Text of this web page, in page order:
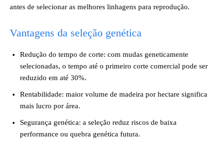
antes de selecionar as melhores linhagens para reprodução.
Vantagens da seleção genética
Redução do tempo de corte: com mudas geneticamente
selecionadas, o tempo até o primeiro corte comercial pode ser
reduzido em até 30%.
Rentabilidade: maior volume de madeira por hectare significa
mais lucro por área.
Segurança genética: a seleção reduz riscos de baixa
performance ou quebra genética futura.